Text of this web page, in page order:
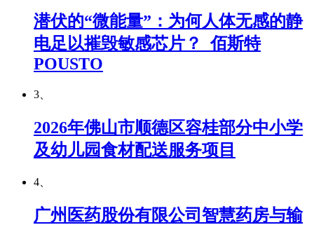
潜伏的“微能量”：为何人体无感的静
电足以摧毁敏感芯片？_佰斯特
POUSTO
3、
2026年佛山市顺德区容桂部分中小学
及幼儿园食材配送服务项目
4、
广州医药股份有限公司智慧药房与输